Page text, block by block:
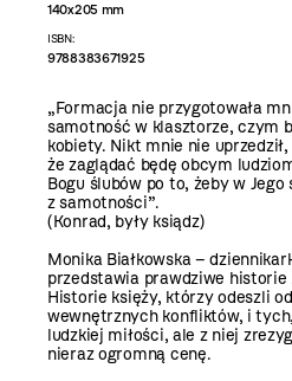
140x205 mm
ISBN:
9788383671925
„Formacja nie przygotowała
samotność w klasztorze, czym
kobiety. Nikt mnie nie
że zaglądać będę obcym
Bogu ślubów po to, żeby w Jego
z samotności”.
(Konrad, były ksiądz)
Monika Białkowska –
przedstawia prawdziwe historie
Historie księży, którzy odeszli
wewnętrznych konfliktów, i
ludzkiej miłości, ale z niej
nieraz ogromną cenę.